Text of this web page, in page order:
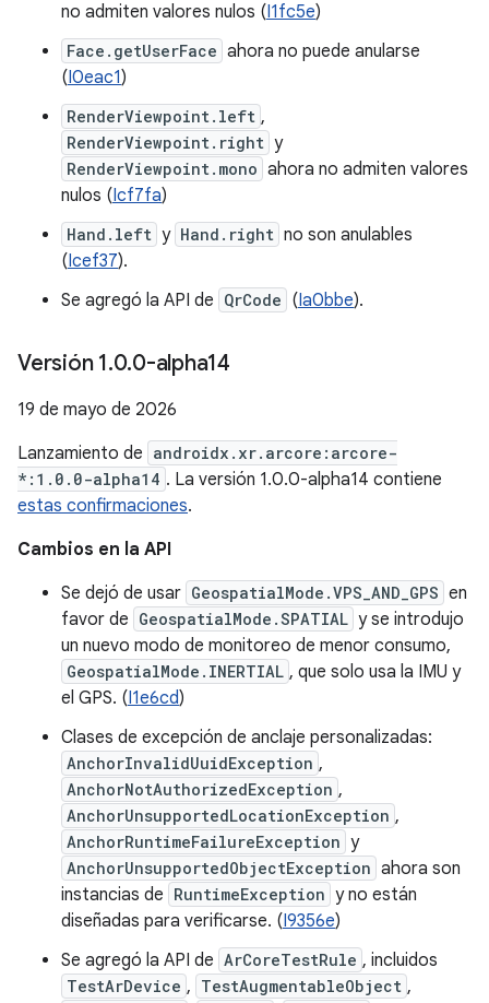
no admiten valores nulos (I1fc5e)
Face.getUserFace ahora no puede anularse
(I0eac1)
RenderViewpoint.left ,
RenderViewpoint.right y
RenderViewpoint.mono ahora no admiten valores
nulos (Icf7fa)
Hand.left y Hand.right no son anulables
(Icef37).
Se agregó la API de QrCode (Ia0bbe).
Versión 1.0.0-alpha14
19 de mayo de 2026
Lanzamiento de androidx.xr.arcore:arcore-
*:1.0.0-alpha14 . La versión 1.0.0-alpha14 contiene
estas confirmaciones.
Cambios en la API
Se dejó de usar GeospatialMode.VPS_AND_GPS en
favor de GeospatialMode.SPATIAL y se introdujo
un nuevo modo de monitoreo de menor consumo,
GeospatialMode.INERTIAL , que solo usa la IMU y
el GPS. (I1e6cd)
Clases de excepción de anclaje personalizadas:
AnchorInvalidUuidException ,
AnchorNotAuthorizedException ,
AnchorUnsupportedLocationException ,
AnchorRuntimeFailureException y
AnchorUnsupportedObjectException ahora son
instancias de RuntimeException y no están
diseñadas para verificarse. (I9356e)
Se agregó la API de ArCoreTestRule , incluidos
TestArDevice , TestAugmentableObject ,